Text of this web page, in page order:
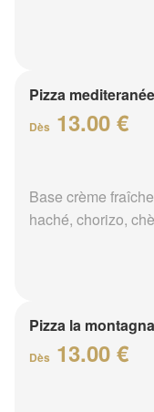
Pizza
Dès 13.00 €
Base crème
haché, chorizo,
Pizza la
Dès 13.00 €